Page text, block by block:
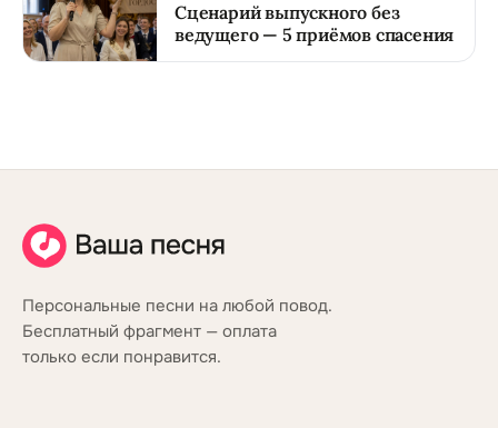
Сценарий выпускного без
ведущего — 5 приёмов спасения
Персональные песни на любой повод.
Бесплатный фрагмент — оплата
только если понравится.